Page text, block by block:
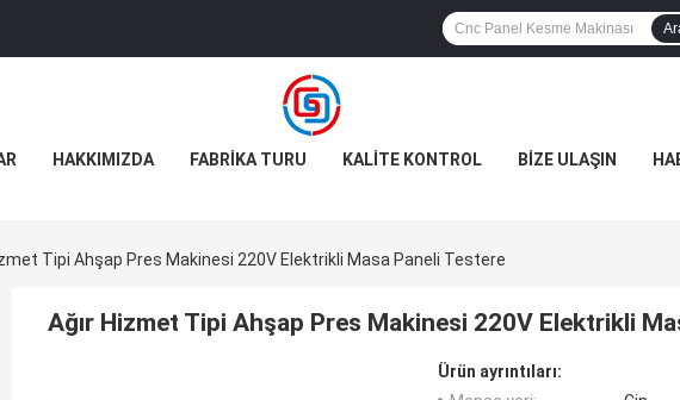
HAKKIMIZDA FABRIKA TURU KALITE KONTROL BIZE ULAŞIN
Tipi Ahşap Pres Makinesi 220V Elektrikli Masa Paneli Testere
Ağır Hizmet Tipi Ahşap Pres Makinesi 220V Elektrikli
Ürün ayrıntıları: